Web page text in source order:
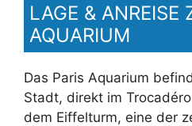
LAGE & ANREISE
AQUARIUM
Das Paris Aquarium
Stadt, direkt im
dem Eiffelturm, eine der